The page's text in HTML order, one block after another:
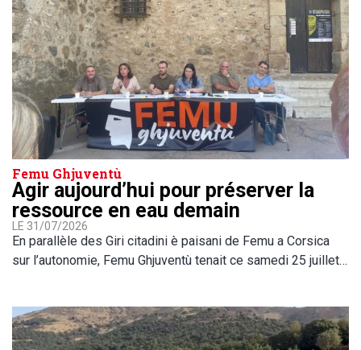
Femu Ghjuventù
Agir aujourd’hui pour préserver la
ressource en eau demain
LE 31/07/2026
En parallèle des Giri citadini è paisani de Femu a Corsica
sur l’autonomie, Femu Ghjuventù tenait ce samedi 25 juillet…